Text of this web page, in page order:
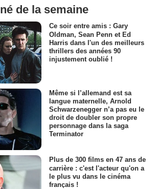
de la semaine
Ce soir entre amis : Gary
Oldman, Sean Penn et Ed
Harris dans l'un des meilleurs
thrillers des années 90
injustement oublié !
Même si l’allemand est sa
langue maternelle, Arnold
Schwarzenegger n’a pas eu le
droit de doubler son propre
personnage dans la saga
Terminator
Plus de 300 films en 47 ans de
carrière : c'est l'acteur qu'on a
le plus vu dans le cinéma
français !